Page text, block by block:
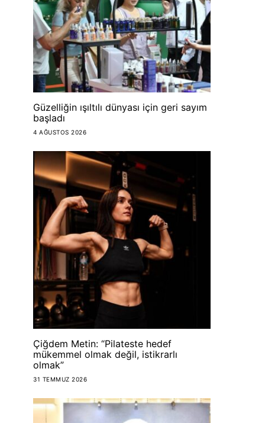
Güzelliğin ışıltılı dünyası için geri sayım
başladı
4 AĞUSTOS 2026
Çiğdem Metin: “Pilateste hedef
mükemmel olmak değil, istikrarlı
olmak”
31 TEMMUZ 2026